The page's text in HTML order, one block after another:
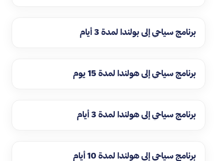
برنامج سياحي إلى بولندا لمدة 3 أيام
برنامج سياحي إلى هولندا لمدة 15 يوم
برنامج سياحي إلى هولندا لمدة 3 أيام
برنامج سياحي إلى هولندا لمدة 10 أيام